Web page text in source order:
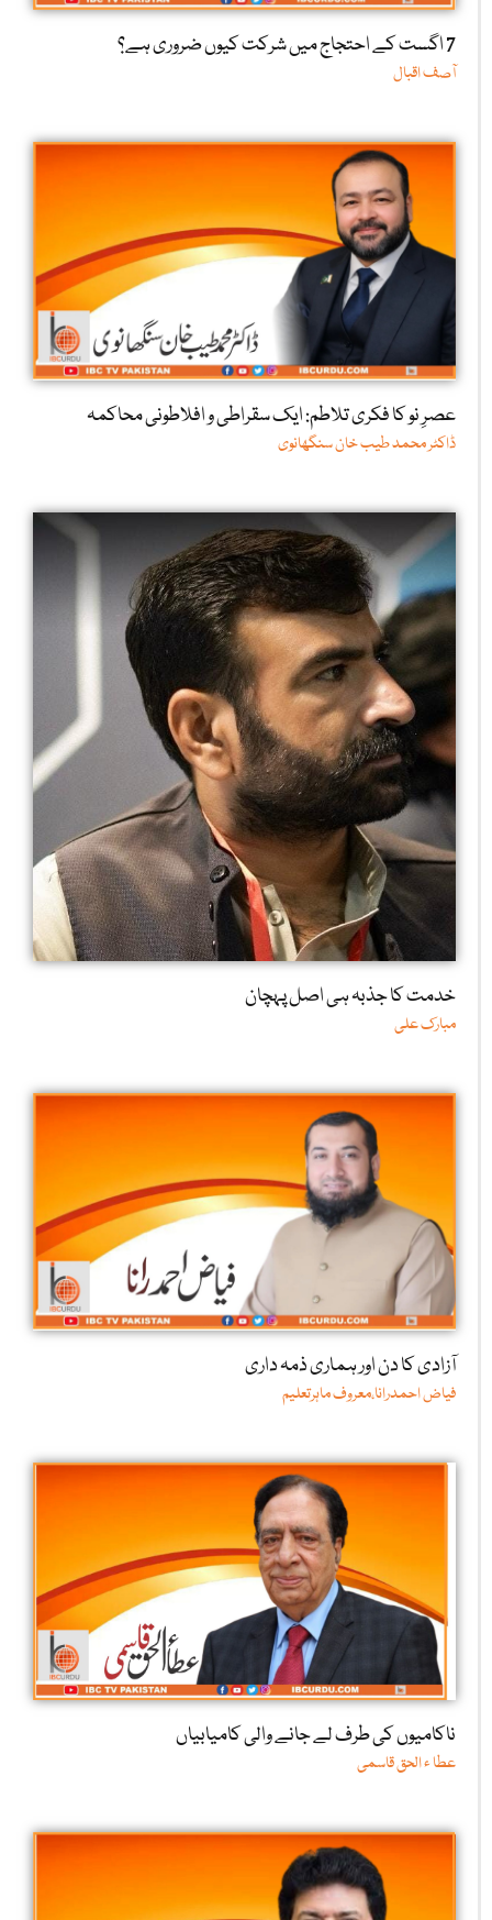
7 اگست کے احتجاج میں شرکت کیوں ضروری ہے؟
آصف اقبال
عصرِ نو کا فکری تلاطم: ایک سقراطی و افلاطونی محاکمہ
ڈاکٹر محمد طیب خان سنگھانوی
خدمت کا جذبہ ہی اصل پہچان
مبارک علی
آزادی کا دن اور ہماری ذمہ داری
فیاض احمدرانا،معروف ماہرتعلیم
ناکامیوں کی طرف لے جانے والی کامیابیاں
عطا ء الحق قاسمی